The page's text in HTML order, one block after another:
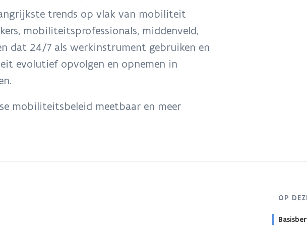
trends op vlak van mobiliteit
mobiliteitsprofessionals, middenveld,
dat 24/7 als werkinstrument gebruiken en
evolutief opvolgen en opnemen in
mobiliteitsbeleid meetbaar en meer
OP